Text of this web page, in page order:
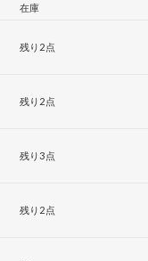
在庫
残り2点
残り2点
残り3点
残り2点